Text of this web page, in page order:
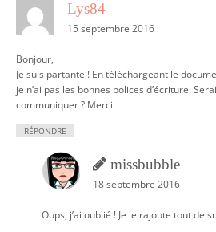
i
o
n
Lys84
15 septembre 2016
Bonjour,
Je suis partante ! En téléchargeant le
je n’ai pas les bonnes polices d’écriture.
communiquer ? Merci.
RÉPONDRE
missbubble
18 septembre 2016
Oups, j’ai oublié ! Je le rajoute tout de